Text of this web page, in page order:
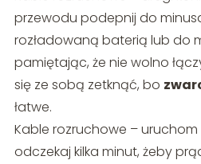
przewodu podepnij do
rozładowaną baterią lub do
pamiętając, że nie wolno
się ze sobą zetknąć, bo
łatwe.
Kable rozruchowe –
odczekaj kilka minut, żeby